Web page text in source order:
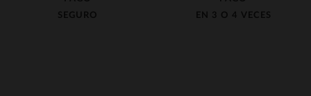
SEGURO
EN 3 O 4 VECES